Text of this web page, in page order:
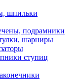
шпильки
подрамники
шарниры
ступиц